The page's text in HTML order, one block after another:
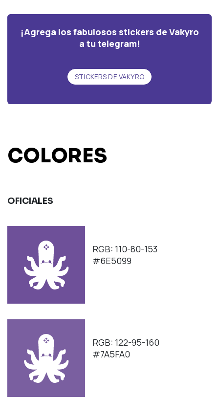
¡Agrega los fabulosos stickers de Vakyro
a tu telegram!
STICKERS DE VAKYRO
COLORES
OFICIALES
RGB: 110-80-153
#6E5099
RGB: 122-95-160
#7A5FA0